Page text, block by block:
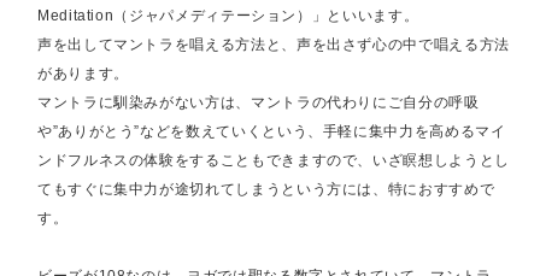
Meditation（ジャパメディテーション）」といいます。
声を出してマントラを唱える方法と、声を出さず心の中で唱える方法
があります。
マントラに馴染みがない方は、マントラの代わりにご自分の呼吸
や”ありがとう”などを数えていくという、手軽に集中力を高めるマイ
ンドフルネスの体験をすることもできますので、いざ瞑想しようとし
てもすぐに集中力が途切れてしまうという方には、特におすすめで
す。